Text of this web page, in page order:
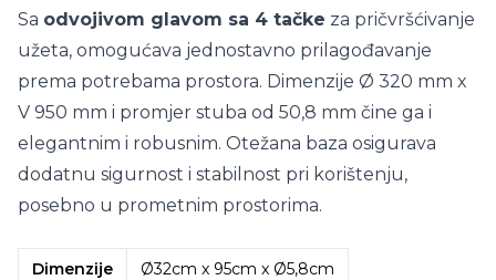
Sa odvojivom glavom sa 4 tačke za pričvršćivanje
užeta, omogućava jednostavno prilagođavanje
prema potrebama prostora. Dimenzije Ø 320 mm x
V 950 mm i promjer stuba od 50,8 mm čine ga i
elegantnim i robusnim. Otežana baza osigurava
dodatnu sigurnost i stabilnost pri korištenju,
posebno u prometnim prostorima.
Dimenzije Ø32cm x 95cm x Ø5,8cm